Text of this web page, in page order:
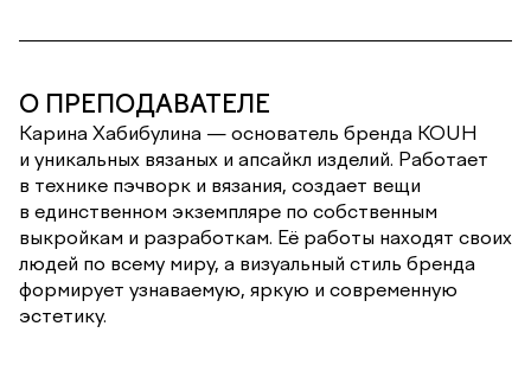
О ПРЕПОДАВАТЕЛЕ
Карина Хабибулина — основатель бренда KOUH
и уникальных вязаных и апсайкл изделий. Работает
в технике пэчворк и вязания, создает вещи
в единственном экземпляре по собственным
выкройкам и разработкам. Её работы находят своих
людей по всему миру, а визуальный стиль бренда
формирует узнаваемую, яркую и современную
эстетику.